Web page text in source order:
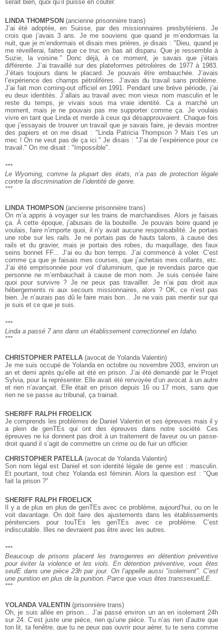
serait bien, quoi qu’il puisse en coûter.
LINDA THOMPSON (ancienne prisonnière trans)
J’ai été adoptée, en Suisse, par des missionnaires presbytériens. Je
crois que j’avais 3 ans. Je me souviens que quand je m’endormais la
nuit, que je m’endormais et disais mes prières, je disais : "Dieu, quand je
me réveillerai, faites que ce truc en bas ait disparu. Que je ressemble à
Suzie, la voisine." Donc déjà, à ce moment, je savais que j’étais
différente. J’ai travaillé sur des plateformes pétrolières de 1977 à 1983.
J’étais toujours dans le placard. Je pouvais être embauchée. J’avais
l’expérience des champs pétrolifères. J’avais du travail sans problème.
J’ai fait mon coming-out officiel en 1991. Pendant une brève période, j’ai
eu deux identités. J’allais au travail avec mon vieux nom masculin et le
reste du temps, je vivais sous ma vraie identité. Ca a marché un
moment, mais je ne pouvais pas me supporter comme ça. Je voulais
vivre en tant que Linda et merde à ceux qui désapprouvaient. Chaque fois
que j’essayais de trouver un travail que je savais faire, je devais montrer
des papiers et on me disait : "Linda Patricia Thompson ? Mais t’es un
mec ! On ne veut pas de ça ici." Je disais : "J’ai de l’expérience pour ce
travail." On me disait : "Impossible".
***
Le Wyoming, comme la plupart des états, n’a pas de protection légale
contre la discrimination de l’identité de genre.
***
LINDA THOMPSON (ancienne prisonnière trans)
On m’a appris à voyager sur les trains de marchandises. Alors je faisais
ça. À cette époque, j’abusais de la bouteille. Je pouvais boire quand je
voulais, faire n’importe quoi, il n’y avait aucune responsabilité. Je portais
une robe sur les rails. Je ne portais pas de hauts talons, à cause des
rails et du gravier, mais je portais des robes, du maquillage, des faux
seins bonnet FF... J’ai eu du bon temps. J’ai commencé à voler. C’est
comme ça que je faisais mes courses, que j’achetais mes collants, etc.
J’ai été emprisonnée pour vol d’aluminium, que je revendais parce que
personne ne m’embauchait à cause de mon nom. Je suis censée faire
quoi pour survivre ? Je ne peux pas travailler. Je n’ai pas droit aux
hébergements ni aux secours missionnaires, alors ? OK, ce n’est pas
bien. Je n’aurais pas dû le faire mais bon... Je ne vais pas mentir sur qui
je suis et ce que je suis.
***
Linda a passé 7 ans dans un établissement correctionnel en Idaho.
***
CHRISTOPHER PATELLA (avocat de Yolanda Valentin)
Je me suis occupé de Yolanda en octobre ou novembre 2003, environ un
an et demi après qu’elle ait été en prison. J’ai été demandé par le Projet
Sylvia, pour la représenter. Elle avait été renvoyée d’un avocat à un autre
et rien n’avançait. Elle était en prison depuis 16 ou 17 mois, sans que
rien ne se passe au tribunal, ça trainait.
SHERIFF RALPH FROELICK
Je comprends les problèmes de Daniel Valentin et ses épreuves mais il y
a plein de genTEs qui ont des épreuves dans notre société. Ces
épreuves ne lui donnent pas droit à un traitement de faveur ou un passe-
droit quand il s’agit de commettre un crime ou de fuir un officier.
CHRISTOPHER PATELLA (avocat de Yolanda Valentin)
Son nom légal est Daniel et son identité légale de genre est : masculin.
Et pourtant, tout chez Yolanda est féminin. Alors la question est : "Que
fait la prison ?"
SHERIFF RALPH FROELICK
Il y a de plus en plus de genTEs avec ce problème, aujourd’hui, ou on le
voit davantage. On doit faire des ajustements dans les établissements
pénitenciers pour touTEs les genTEs avec ce problème. C’est
indiscutable. Illes ne devraient pas être avec les autres.
***
Beaucoup de prisons placent les transgenres en détention préventive
pour éviter la violence et les viols.En détention préventive, vous êtes
seulE dans une pièce 23h par jour. On l’appelle aussi "isolement".C’est
une punition en plus de la punition. Parce que vous êtes transsexuelLE.
***
YOLANDA VALENTIN (prisonnière trans)
Oh, je suis allée en prison... J’ai passé environ un an en isolement 24h
sur 24. C’est juste une pièce, rien qu’une pièce. Tu n’as rien d’autre que
ton lit, ta fenêtre, que tu ne peux pas ouvrir pour aérer, tu te sens comme